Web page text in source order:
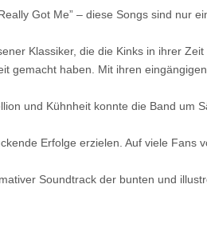
Got Me” – diese Songs sind nur
Klassiker, die die Kinks in ihrer
gemacht haben. Mit ihren
und Kühnheit konnte die Band um
Erfolge erzielen. Auf viele Fans
Soundtrack der bunten und